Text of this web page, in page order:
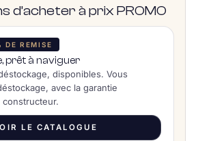
d’acheter à prix PROMO
DE REMISE
prêt à naviguer
disponibles. Vous
avec la garantie
LE CATALOGUE